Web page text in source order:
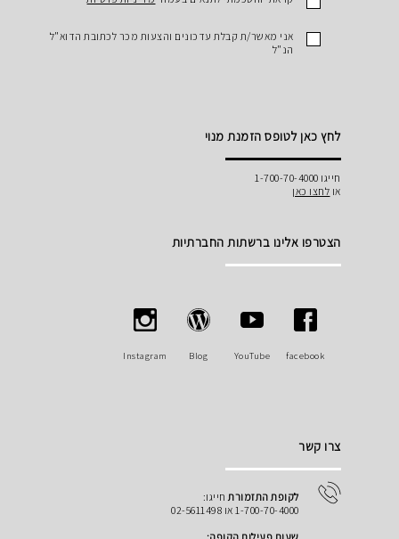
אני מאשר/ת קבלת עדכונים והצעות מכר לכתובת הדוא"ל
הנ"ל
לחץ כאן לטופס הזמנת מנוי
לחצו כאן
הצטרפו אלינו ברשתות החברתיות
YouTube
Blog
Instagram
לקופת התזמורתחייגו:
1-700-70-4000 או 02-5611498